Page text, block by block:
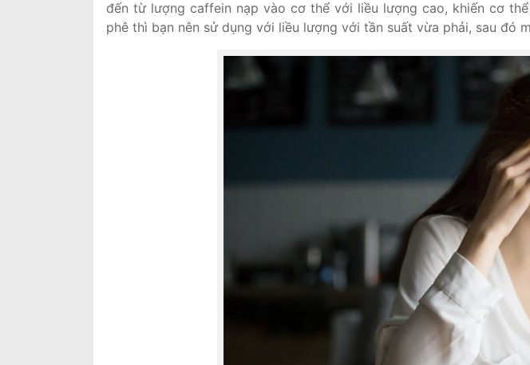
đến từ lượng caffein nạp vào cơ thể với liều lượng cao, khiến cơ
phê thì bạn nên sử dụng với liều lượng với tần suất vừa phải, sau đó